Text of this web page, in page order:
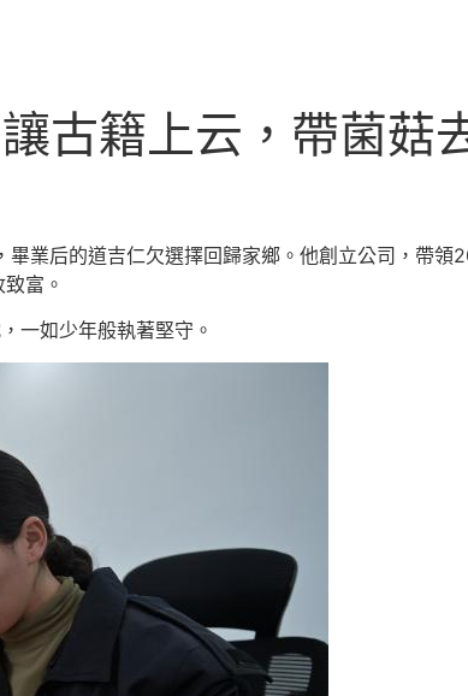
古籍上云，帶菌菇
業后的道吉仁欠選擇回歸家鄉。他創立公司，帶領
富。
一如少年般執著堅守。